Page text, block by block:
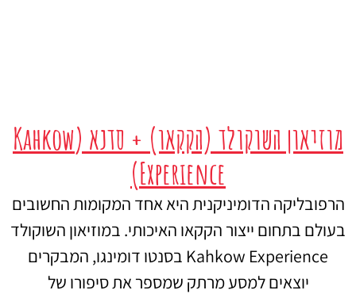
מוזיאון השוקולד (הקקאו) + סדנא (Kahkow
Experience)
הרפובליקה הדומיניקנית היא אחד המקומות החשובים
בעולם בתחום ייצור הקקאו האיכותי. במוזיאון השוקולד
Kahkow Experience בסנטו דומינגו, המבקרים
יוצאים למסע מרתק שמספר את סיפורו של